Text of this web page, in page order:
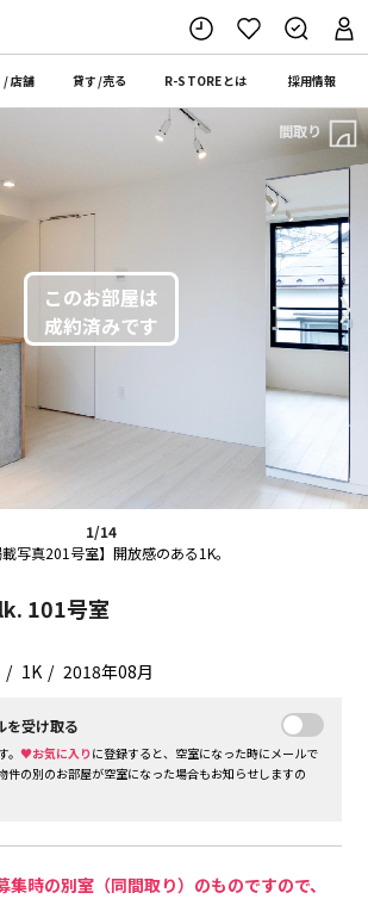
/店舗 貸す/売る R-STOREとは 採用情報
1/14
載写真201号室】開放感のある1K。
〉
間取り
101号室
1K 2018年08月
を受け取る
。♥お気に入り に登録すると、空室になった時にメールで
件の別のお部屋が空室になった場合もお知らせしますの
集時の別室（同間取り）のものですので、